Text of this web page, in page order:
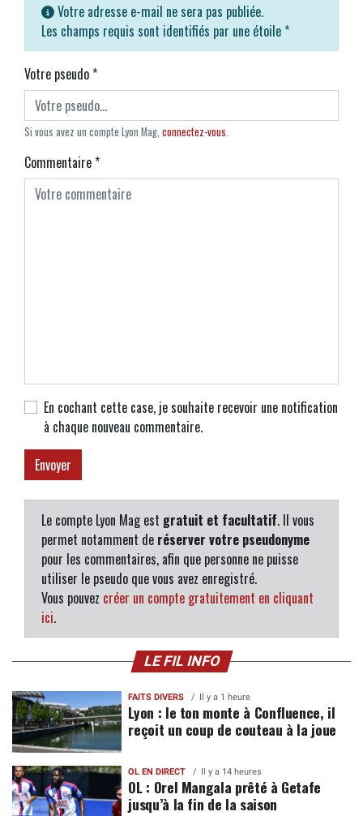
Votre adresse e-mail ne sera pas publiée.
Les champs requis sont identifiés par une étoile *
Votre pseudo*
Si vous avez un compte Lyon Mag, connectez-vous.
Commentaire*
En cochant cette case, je souhaite recevoir une notification
à chaque nouveau commentaire.
Le compte Lyon Mag est gratuit et facultatif. Il vous
permet notamment de réserver votre pseudonyme
pour les commentaires, afin que personne ne puisse
utiliser le pseudo que vous avez enregistré.
Vous pouvez créer un compte gratuitement en cliquant
ici.
LE FIL INFO
FAITS DIVERS Il y a 1 heure
Lyon : le ton monte à Confluence, il
reçoit un coup de couteau à la joue
OL EN DIRECT Il y a 14 heures
OL : Orel Mangala prêté à Getafe
jusqu’à la fin de la saison